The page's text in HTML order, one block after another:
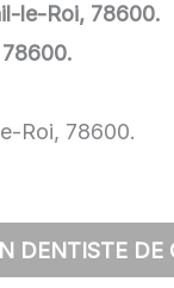
le-Roi, 78600.
Roi, 78600.
DENTISTE DE